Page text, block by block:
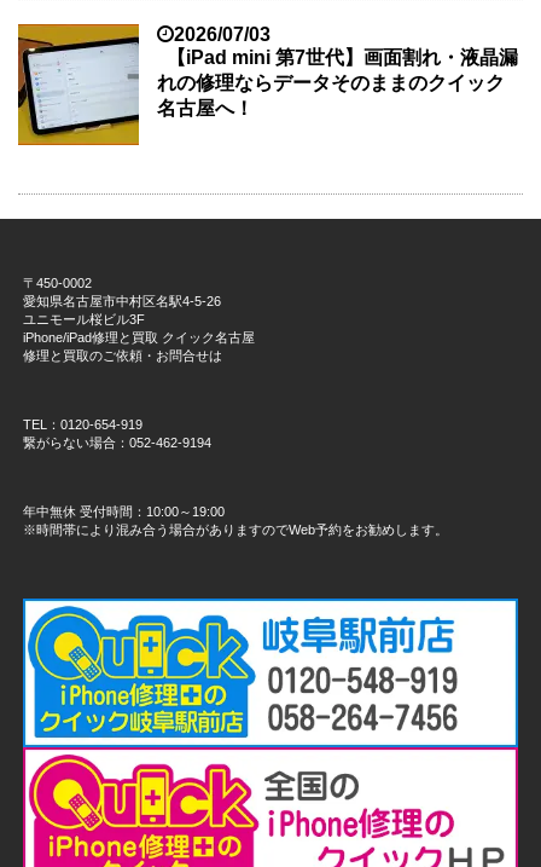
2026/07/03
【iPad mini 第7世代】画面割れ・液晶漏
れの修理ならデータそのままのクイック
名古屋へ！
〒450-0002
愛知県名古屋市中村区名駅4-5-26
ユニモール桜ビル3F
iPhone/iPad修理と買取 クイック名古屋
修理と買取のご依頼・お問合せは
TEL：0120-654-919
繋がらない場合：052-462-9194
年中無休 受付時間：10:00～19:00
※時間帯により混み合う場合がありますのでWeb予約をお勧めします。